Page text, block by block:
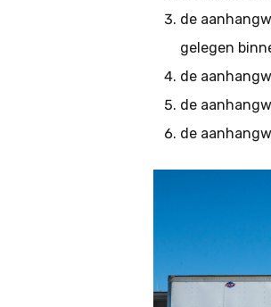
de
gelegen
de
de
de